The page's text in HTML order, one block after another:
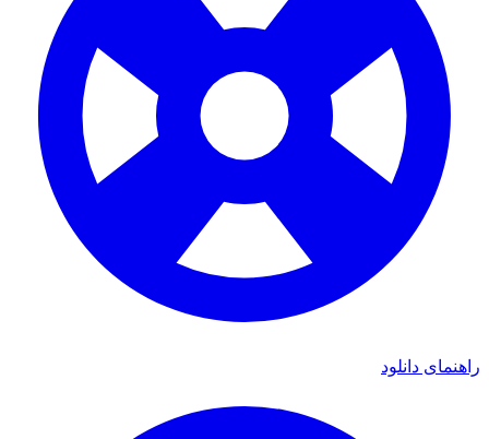
راهنمای دانلود